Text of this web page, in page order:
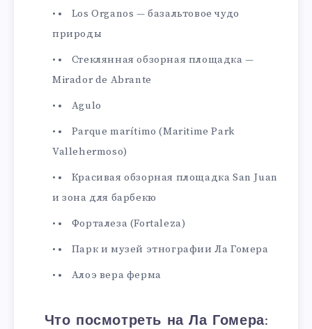
Los Organos — базальтовое чудо
природы
Стеклянная обзорная площадка —
Mirador de Abrante
Agulo
Parque marítimo (Maritime Park
Vallehermoso)
Красивая обзорная площадка San Juan
и зона для барбекю
Форталеза (Fortaleza)
Парк и музей этнографии Ла Гомера
Алоэ вера ферма
Что посмотреть на Ла Гомера: